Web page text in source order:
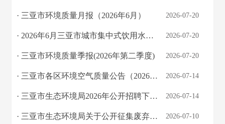
· 三亚市环境质量月报（2026年6月） 2026-07-20
· 2026年6月三亚市城市集中式饮用水水源地水质状况 2026-07-20
· 三亚市环境质量季报(2026年第二季度) 2026-07-20
· 三亚市各区环境空气质量公告（2026年6月） 2026-07-14
· 三亚市生态环境局2026年公开招聘下属事业单位工作人员公告（第6号） 2026-07-14
· 三亚市生态环境局关于公开征集废弃电器电子产品等固体废物领域环境违法线索的公告 2026-07-10